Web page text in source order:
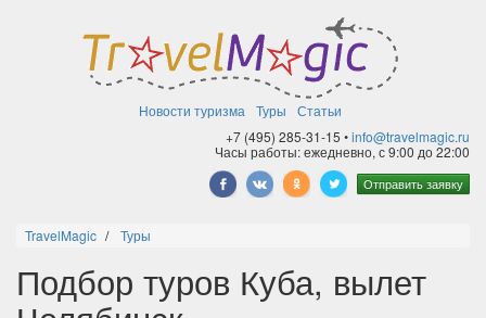
Новости туризма Туры
Статьи
+7 (495) 285-31-15 •info@travelmagic.ru
Часы работы: ежедневно, с 9:00 до 22:00
Отправить заявку
TravelMagic Туры
Подбор туров Куба, вылет